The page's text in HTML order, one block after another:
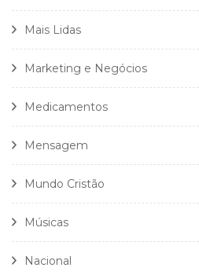
Mais Lidas
Marketing e Negócios
Medicamentos
Mensagem
Mundo Cristão
Músicas
Nacional